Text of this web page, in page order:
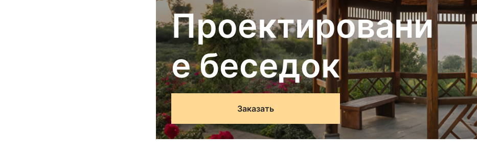
Проектировани
е беседок
Заказать